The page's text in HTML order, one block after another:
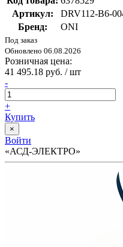
Артикул:
DRV112-B6-
Бренд:
ONI
Под заказ
Обновлено 06.08.2026
Розничная цена:
41 495.18 руб. / шт
-
+
Купить
×
Войти
«АСД-ЭЛЕКТРО»